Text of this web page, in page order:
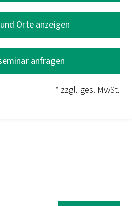
Orte anzeigen
anfragen
* zzgl. ges. MwSt.